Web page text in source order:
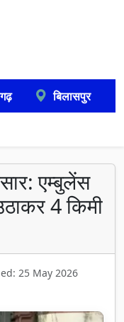
बिलासपुर
एम्बुलेंस
4 किमी
25 May 2026